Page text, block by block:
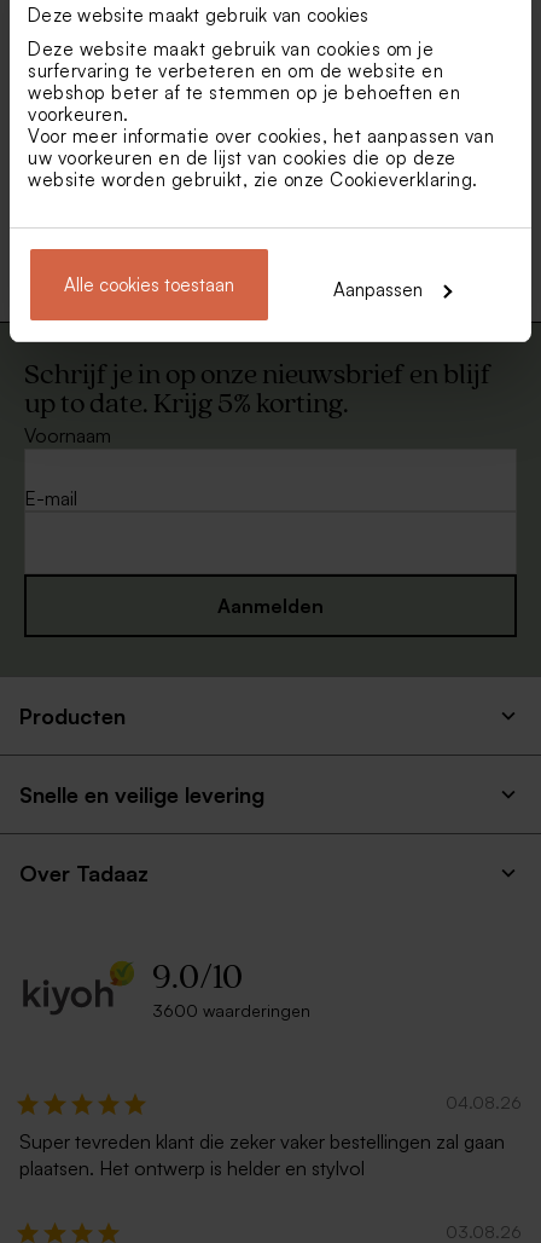
Deze website maakt gebruik van cookies
Deze website maakt gebruik van cookies om je
surfervaring te verbeteren en om de website en
webshop beter af te stemmen op je behoeften en
voorkeuren.
Voor meer informatie over cookies, het aanpassen van
uw voorkeuren en de lijst van cookies die op deze
website worden gebruikt, zie onze Cookieverklaring.
Alle cookies toestaan Aanpassen
Gouden lakzegel hartje (3
Schrijf je in op onze nieuwsbrief en blijf
up to date. Krijg 5% korting.
Voornaam
E-mail
Aanmelden
Producten
Snelle en veilige levering
Over Tadaaz
9.0/10
3600 waarderingen
04.08.26
Super tevreden klant die zeker vaker bestellingen zal gaan
plaatsen. Het ontwerp is helder en stylvol
03.08.26